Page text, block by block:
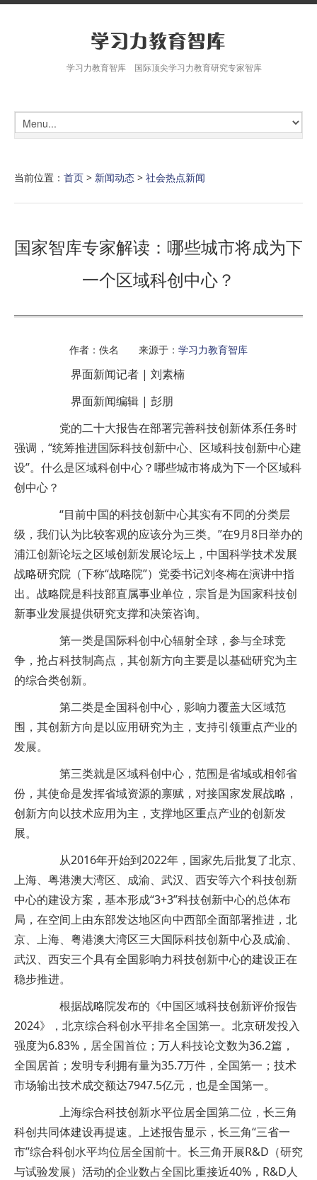
学习力教育智库 国际顶尖学习力教育研究专家智库
当前位置： 首页 > 新闻动态 > 社会热点新闻
国家智库专家解读：哪些城市将成为下
一个区域科创中心？
作者：佚名 来源于： 学习力教育智库
界面新闻记者 | 刘素楠
界面新闻编辑 | 彭朋
党的二十大报告在部署完善科技创新体系任务时
强调，“统筹推进国际科技创新中心、区域科技创新中心建
设”。什么是区域科创中心？哪些城市将成为下一个区域科
创中心？
“目前中国的科技创新中心其实有不同的分类层
级，我们认为比较客观的应该分为三类。”在9月8日举办的
浦江创新论坛之区域创新发展论坛上，中国科学技术发展
战略研究院（下称“战略院”）党委书记刘冬梅在演讲中指
出。战略院是科技部直属事业单位，宗旨是为国家科技创
新事业发展提供研究支撑和决策咨询。
第一类是国际科创中心辐射全球，参与全球竞
争，抢占科技制高点，其创新方向主要是以基础研究为主
的综合类创新。
第二类是全国科创中心，影响力覆盖大区域范
围，其创新方向是以应用研究为主，支持引领重点产业的
发展。
第三类就是区域科创中心，范围是省域或相邻省
份，其使命是发挥省域资源的禀赋，对接国家发展战略，
创新方向以技术应用为主，支撑地区重点产业的创新发
展。
从2016年开始到2022年，国家先后批复了北京、
上海、粤港澳大湾区、成渝、武汉、西安等六个科技创新
中心的建设方案，基本形成“3+3”科技创新中心的总体布
局，在空间上由东部发达地区向中西部全面部署推进，北
京、上海、粤港澳大湾区三大国际科技创新中心及成渝、
武汉、西安三个具有全国影响力科技创新中心的建设正在
稳步推进。
根据战略院发布的《中国区域科技创新评价报告
2024》，北京综合科创水平排名全国第一。北京研发投入
强度为6.83%，居全国首位；万人科技论文数为36.2篇，
全国居首；发明专利拥有量为35.7万件，全国第一；技术
市场输出技术成交额达7947.5亿元，也是全国第一。
上海综合科技创新水平位居全国第二位，长三角
科创共同体建设再提速。上述报告显示，长三角“三省一
市”综合科创水平均位居全国前十。长三角开展R&D（研究
与试验发展）活动的企业数占全国比重接近40%，R&D人